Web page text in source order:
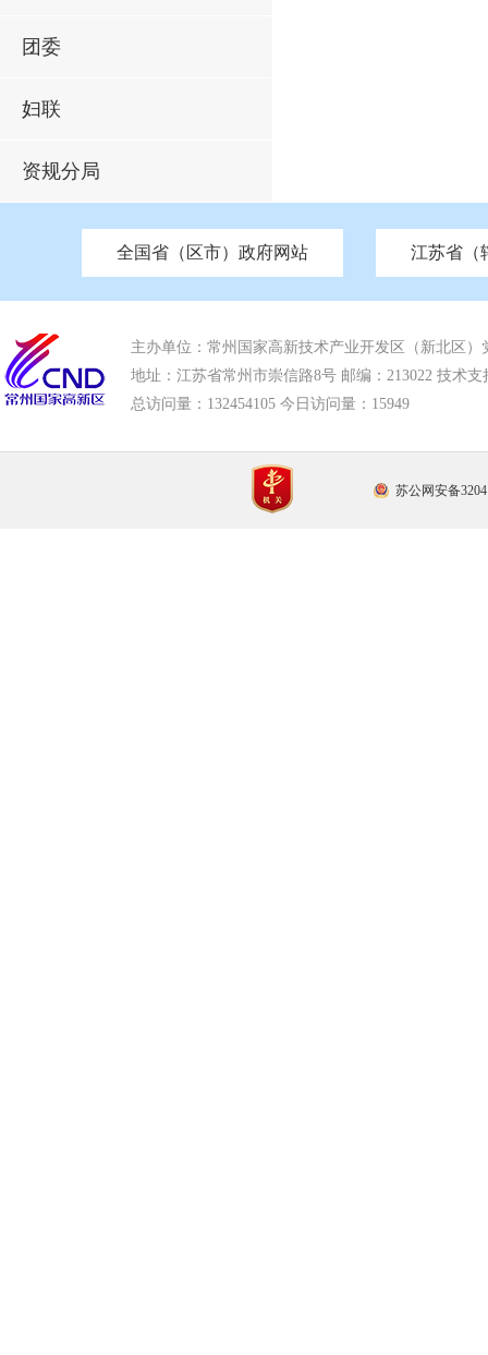
团委
妇联
资规分局
全国省（区市）政府网站
北京 天津 重庆 河南 河北 山西
江苏省（
中国江苏 南京市政府 苏州市政府 无锡
市发改委 市工信局 市教育局 市科技局 市
市应急管理局 市审计局 市外事办 市生态
主办单位：常州国家高新技术产业开发区（新北区）
地址：江苏省常州市崇信路8号 邮编：213022 技术支
总访问量： 132454105 今日访问量： 15949
苏公网安备